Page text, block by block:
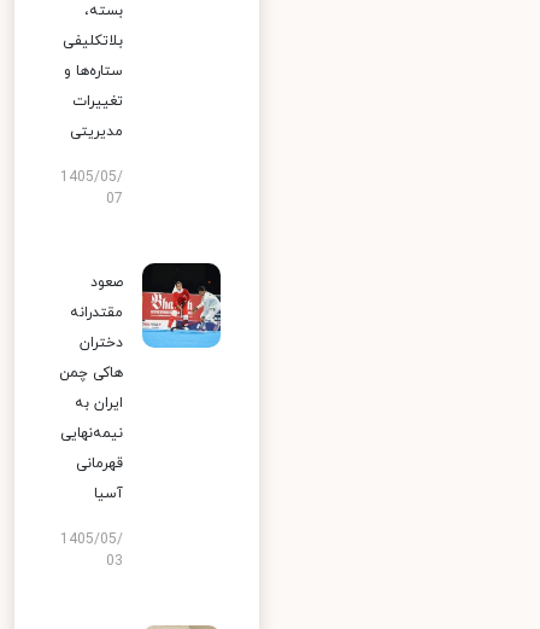
بسته،
بلاتکلیفی
ستاره‌ها و
تغییرات
مدیریتی
1405/05/
07
صعود
مقتدرانه
دختران
هاکی چمن
ایران به
نیمه‌نهایی
قهرمانی
آسیا
1405/05/
03